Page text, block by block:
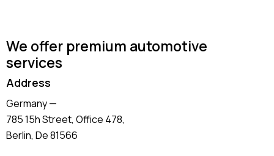
We offer premium automotive
services
Address
Germany —
785 15h Street, Office 478,
Berlin, De 81566